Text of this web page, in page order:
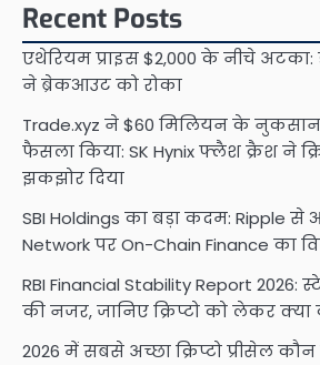
Recent Posts
एथेरियम प्राइस $2,000 के नीचे अटका:
ने ब्रेकआउट को रोका
Trade.xyz ने $60 मिलियन के
फैसला किया: SK Hynix फ्लैश क्रैश ने
झकझोर दिया
SBI Holdings का बड़ा कदम: Ripple
Network पर On-Chain Finance का
RBI Financial Stability Report 2026:
की नजर, जानिए क्रिप्टो को लेकर क्या
2026 में सबसे अच्छा क्रिप्टो प्रीसेल कौन